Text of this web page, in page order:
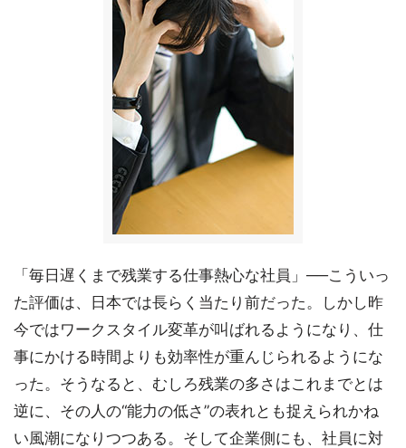
「毎日遅くまで残業する仕事熱心な社員」──こういっ
た評価は、日本では長らく当たり前だった。しかし昨
今ではワークスタイル変革が叫ばれるようになり、仕
事にかける時間よりも効率性が重んじられるようにな
った。そうなると、むしろ残業の多さはこれまでとは
逆に、その人の“能力の低さ”の表れとも捉えられかね
い風潮になりつつある。そして企業側にも、社員に対